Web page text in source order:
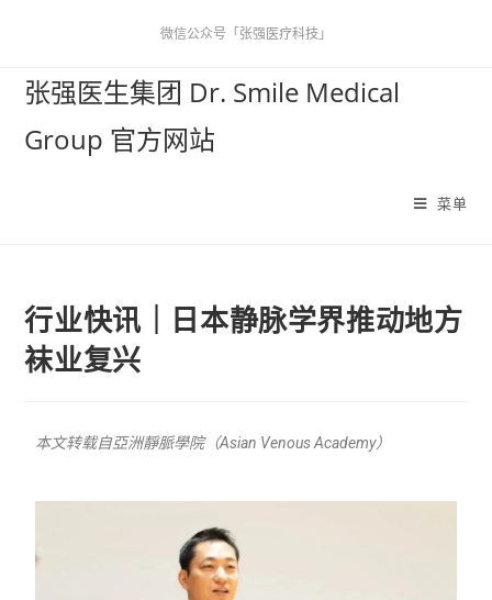
微信公众号「张强医疗科技」
张强医生集团 Dr. Smile Medical
Group 官方网站
菜单
行业快讯｜日本静脉学界推动地方
袜业复兴
本文转载自亞洲靜脈學院（Asian Venous Academy）